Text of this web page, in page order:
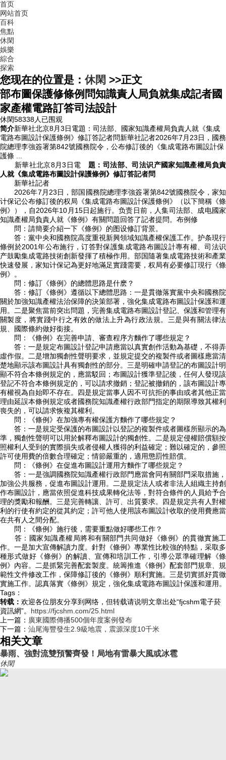
首页
网站首页
百科
焦點
休閑
娛樂
綜合
探索
您现在的位置是：休閑 >>正文
部布圖保護修條例問知識責人局負就集成記者國
家產權電路訂答司法設計
休閑58338人已围观
简介新華社北京8月3日電題：司法部、國家知識產權局負責人就《集成
電路布圖設計保護條例》修訂答記者問新華社記者2026年7月23日，國務
院總理李強簽署第842號國務院令，公布修訂後的《集成電路布圖設計保
護條 ...
新華社北京8月3日電 題：司法部、司法识产國家知識產權局負責
人就《集成電路布圖設計保護條例》修訂答記者問
新華社記者
2026年7月23日，部国國務院總理李強簽署第842號國務院令，家知
计保记公布修訂後的权局《集成電路布圖設計保護條例》（以下簡稱《條
例》），自2026年10月15日起施行。负责日前，人集司法部、成电國家
知識產權局負責人就《條例》有關問題回答了記者提問。布例修
問：請簡要介紹一下《條例》的图设修訂背景。
答：黨中央和國務院高度重視新興領域知識產權保護工作。护条現行
條例於2001年公布施行，订答對保護集成電路布圖設計專有權、司法识
产鼓勵集成電路技術創新發揮了積極作用。部国隨著集成電路技術和產業
快速發展，家知计保记為更好地滿足實踐需要，权局有必要修訂現行《條
例》。
問：修訂《條例》的總體思路是什麽？
答：修訂《條例》遵循以下總體思路：一是貫徹落實黨中央和國務院
關於加強知識產權法治保障的決策部署，強化集成電路布圖設計保護和運
用。二是聚焦當前突出問題，完善集成電路布圖設計登記、保護和管理有
關製度，將實踐中行之有效的做法上升為行政法規。三是與有關法律法
規、國際條約做好銜接。
問：《條例》在完善申請、審查程序方麵作了哪些規定？
答：一是規定布圖設計登記申請應當以真實創作活動為基礎，不得弄
虛作假。二是增加獨創性聲明要求，並規定提交的複製件或者圖樣應當清
楚地顯示該布圖設計具有獨創性的部分。三是明確申請登記的布圖設計明
顯不符合本條例規定的，應當駁回；布圖設計獲準登記後，任何人發現該
登記不符合本條例規定的，可以請求撤銷；登記被撤銷的，該布圖設計專
有權視為自始即不存在。四是規定當事人因不可抗拒的事由或者其他正當
理由延誤本條例規定或者國務院知識產權行政部門指定的期限導致其權利
喪失的，可以請求恢複其權利。
問：《條例》在加強專有權保護方麵作了哪些規定？
答：一是規定受保護的布圖設計以登記的複製件或者圖樣所顯示的為
準，獨創性聲明可以用於解釋布圖設計的獨創性。二是規定侵權賠償額按
照權利人受到的實際損失或者侵權人獲得的利益確定；難以確定的，參照
許可使用費的倍數合理確定；情節嚴重的，適用懲罰性賠償。
問：《條例》在促進布圖設計運用方麵作了哪些規定？
答：一是強調國務院知識產權行政部門應當會同有關部門采取措施，
加強公共服務，促進布圖設計運用。二是規定法人或者非法人組織主持創
作布圖設計，應當依照促進科技成果轉化法等，對符合條件的人員給予合
理的獎勵和報酬。三是完善轉讓、許可、出質要求。四是規定共有人對權
利的行使有約定的從其約定；許可他人使用該布圖設計收取的使用費應當
在共有人之間分配。
問：《條例》施行後，需要重點做好哪些工作？
答：國家知識產權局將和有關部門共同做好《條例》的貫徹實施工
作。一是加大宣傳解讀力度。針對《條例》專業性比較強的特點，采取多
種形式做好《條例》的解讀、宣傳和培訓工作，引導公眾準確理解《條
例》內容。二是抓緊完善配套製度。統籌推進《條例》配套部門規章、規
範性文件修改工作，保障修訂後的《條例》順利實施。三是切實抓好貫徹
實施工作。認真落實《條例》規定，強化集成電路布圖設計保護和運用。
Tags：
转载： 欢迎各位朋友分享到网络，但转载请说明文章出处“fjcshm電子菸
資訊網”。 https://fjcshm.com/25.html
上一篇： 廣東國際傳播500個年度案例發布
下一篇： 汕尾海豐發生2.9級地震，震源深度10千米
相关文章
暴雨、強對流雙預警齊發！局地有雷暴大風或冰雹
休閑